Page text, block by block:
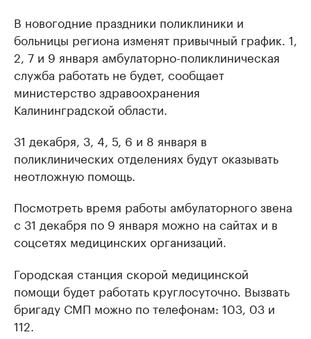
В новогодние праздники поликлиники и
больницы региона изменят привычный график. 1,
2, 7 и 9 января амбулаторно-поликлиническая
служба работать не будет, сообщает
министерство здравоохранения
Калининградской области.
31 декабря, 3, 4, 5, 6 и 8 января в
поликлинических отделениях будут оказывать
неотложную помощь.
Посмотреть время работы амбулаторного звена
с 31 декабря по 9 января можно на сайтах и в
соцсетях медицинских организаций.
Городская станция скорой медицинской
помощи будет работать круглосуточно. Вызвать
бригаду СМП можно по телефонам: 103, 03 и
112.